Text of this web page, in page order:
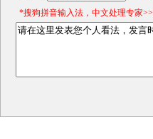
*搜狗拼音输入法，中文处理专家>>